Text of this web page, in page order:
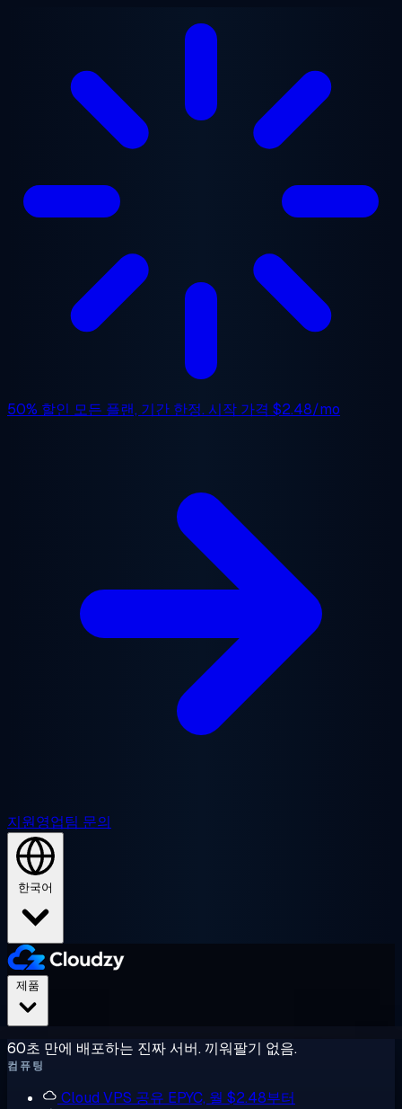
50% 할인 모든 플랜, 기간 한정. 시작 가격 $2.48/mo
지원영업팀 문의
한국어
60초 만에 배포하는 진짜 서버. 끼워팔기 없음.
컴퓨팅
Cloud VPS 공유 EPYC, 월 $2.48부터